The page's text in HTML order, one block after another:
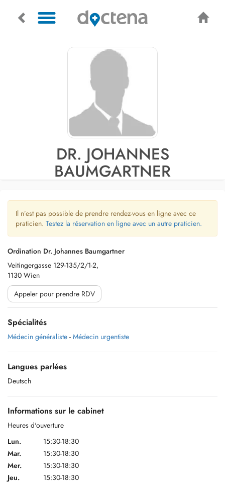
DR. JOHANNES
BAUMGARTNER
Il n’est pas possible de prendre rendez-vous en ligne avec ce
praticien. Testez la réservation en ligne avec un autre praticien.
Ordination Dr. Johannes Baumgartner
Veitingergasse 129-135/2/1-2,
1130 Wien
Appeler pour prendre RDV
Spécialités
Médecin généraliste - Médecin urgentiste
Langues parlées
Deutsch
Informations sur le cabinet
Heures d'ouverture
Lun.
15:30-18:30
Mar.
15:30-18:30
Mer.
15:30-18:30
Jeu.
15:30-18:30